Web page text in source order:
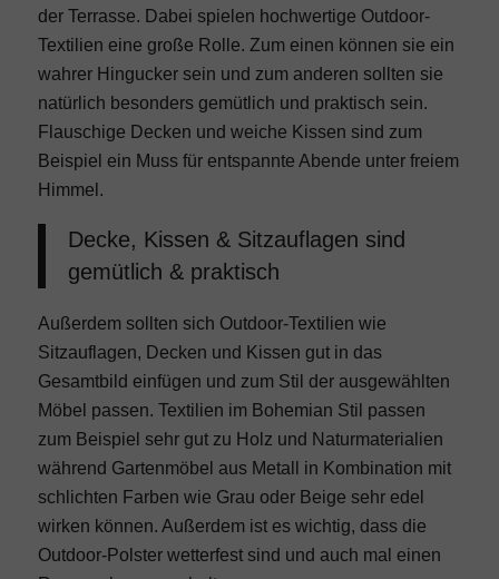
der Terrasse. Dabei spielen hochwertige Outdoor-
Textilien eine große Rolle. Zum einen können sie ein
wahrer Hingucker sein und zum anderen sollten sie
natürlich besonders gemütlich und praktisch sein.
Flauschige Decken und weiche Kissen sind zum
Beispiel ein Muss für entspannte Abende unter freiem
Himmel.
Decke, Kissen & Sitzauflagen sind
gemütlich & praktisch
Außerdem sollten sich Outdoor-Textilien wie
Sitzauflagen, Decken und Kissen gut in das
Gesamtbild einfügen und zum Stil der ausgewählten
Möbel passen. Textilien im Bohemian Stil passen
zum Beispiel sehr gut zu Holz und Naturmaterialien
während Gartenmöbel aus Metall in Kombination mit
schlichten Farben wie Grau oder Beige sehr edel
wirken können. Außerdem ist es wichtig, dass die
Outdoor-Polster wetterfest sind und auch mal einen